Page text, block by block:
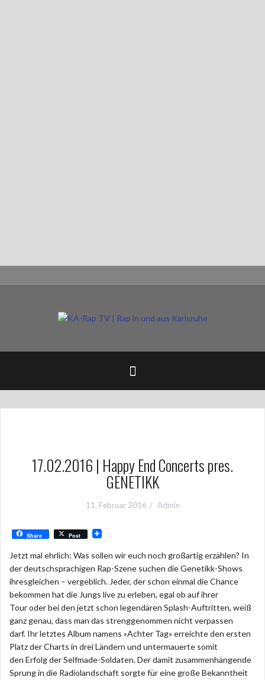
Inhalt
17.02.2016 | Happy End Concerts pres.
GENETIKK
11. Februar 2016 Admin
Share Post
Jetzt mal ehrlich: Was sollen wir euch noch großartig erzählen? In
der deutschsprachigen Rap-Szene suchen die Genetikk-Shows
ihresgleichen – vergeblich. Jeder, der schon einmal die Chance
bekommen hat die Jungs live zu erleben, egal ob auf ihrer
Tour oder bei den jetzt schon legendären Splash-Auftritten, weiß
ganz genau, dass man das strenggenommen nicht verpassen
darf. Ihr letztes Album namens »Achter Tag« erreichte den ersten
Platz der Charts in drei Ländern und untermauerte somit
den Erfolg der Selfmade-Soldaten. Der damit zusammenhängende
Sprung in die Radiolandschaft sorgte für eine große Bekanntheit